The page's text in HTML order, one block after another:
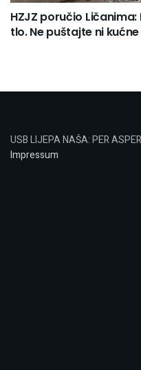
HZJZ poručio
tlo. Ne puštajte ni
USB LIJEPA NAŠA: PER
Impressum